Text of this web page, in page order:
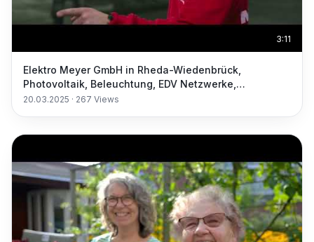
3:11
Elektro Meyer GmbH in Rheda-Wiedenbrück,
Photovoltaik, Beleuchtung, EDV Netzwerke,
Elektrogeräte
20.03.2025 · 267 Views